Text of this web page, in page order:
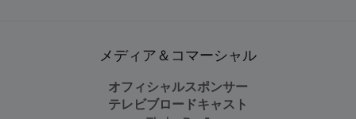
メディア＆コマーシャル
オフィシャルスポンサー
テレビブロードキャスト